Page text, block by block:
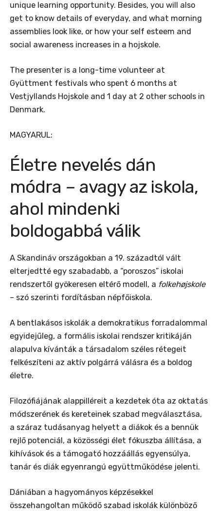
unique learning opportunity. Besides, you will also
get to know details of everyday, and what morning
assemblies look like, or how your self esteem and
social awareness increases in a hojskole.
The presenter is a long-time volunteer at
Gyüttment festivals who spent 6 months at
Vestjyllands Hojskole and 1 day at 2 other schools in
Denmark.
MAGYARUL:
Életre nevelés dán
módra – avagy az iskola,
ahol mindenki
boldogabbá válik
A Skandináv országokban a 19. századtól vált
elterjedtté egy szabadabb, a “poroszos” iskolai
rendszertől gyökeresen eltérő modell, a folkehøjskole
– szó szerinti fordításban népfőiskola.
A bentlakásos iskolák a demokratikus forradalommal
egyidejűleg, a formális iskolai rendszer kritikáján
alapulva kívánták a társadalom széles rétegeit
felkészíteni az aktív polgárrá válásra és a boldog
életre.
Filozófiájának alappilléreit a kezdetek óta az oktatás
módszerének és kereteinek szabad megválasztása,
a száraz tudásanyag helyett a diákok és a bennük
rejlő potenciál, a közösségi élet fókuszba állítása, a
kihívások és a támogató hozzáállás egyensúlya,
tanár és diák egyenrangú együttműködése jelenti.
Dániában a hagyományos képzésekkel
összehangoltan működő szabad iskolák különböző